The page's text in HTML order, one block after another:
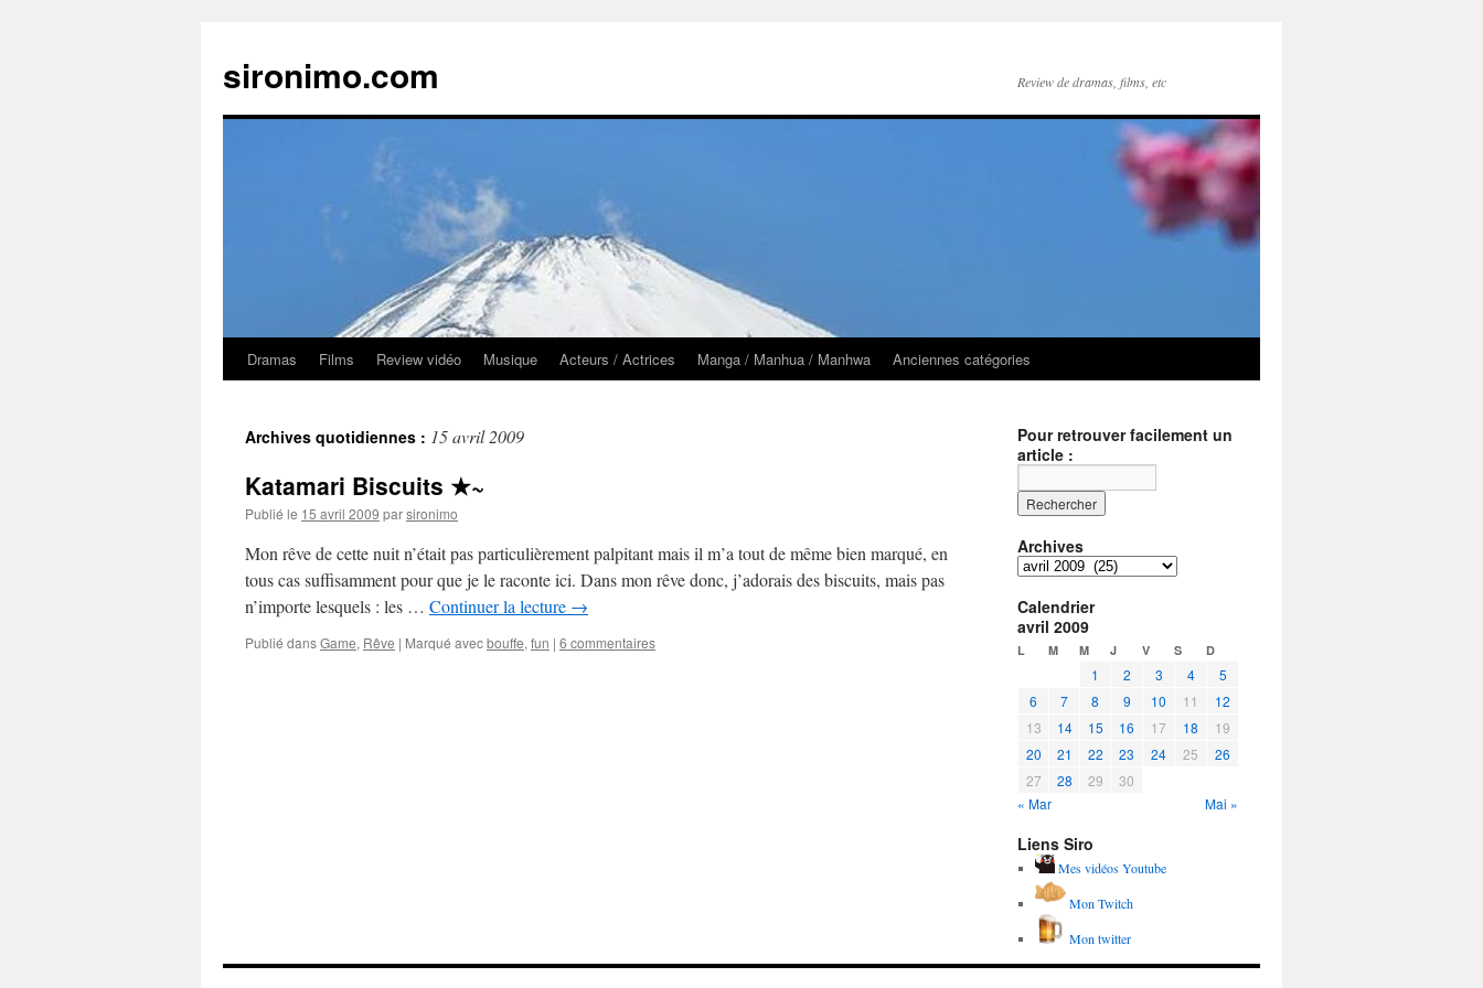
sironimo.com Review de dramas, films, etc
Aller
contenu
Dramas Films Review vidéo Musique Acteurs / Actrices Manga / Manhua / Manhwa Anciennes catégories
Archives quotidiennes : 15 avril 2009
Katamari Biscuits ★~
Publié le 15 avril 2009 parsironimo
Mon rêve de cette nuit n’était pas particulièrement palpitant mais il m’a tout de même bien marqué, en
tous cas suffisamment pour que je le raconte ici. Dans mon rêve donc, j’adorais des biscuits, mais pas
n’importe lesquels : les … Continuer la lecture →
Publié dansGame, Rêve | Marqué avecbouffe, fun | 6 commentaires
Pour retrouver facilement un
article :
Archives
Archives
Calendrier
avril 2009
L M M J V S D
1 2 3 4
5
6
7 8 9 10 11
12
13
14 15 16 17 18
19
20
21 22 23 24 25
26
27
28 29
30
« Mar
Mai »
Liens Siro
Mes vidéos Youtube
Mon Twitch
Mon twitter